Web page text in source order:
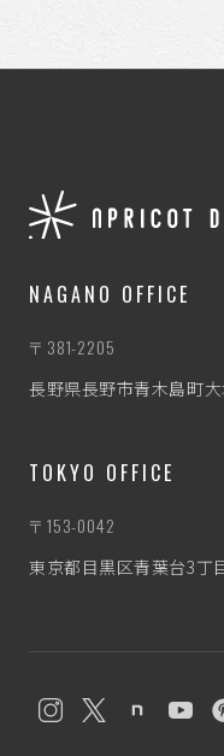
NAGANO OFFICE
〒381-2205
長野県長野市青木島町
TOKYO OFFICE
〒153-0042
東京都目黒区青葉台3丁